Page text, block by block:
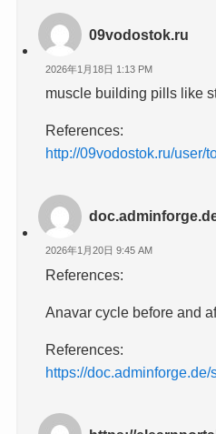
09vodostok.ru
2026年1月18日 1:13 PM
muscle building pills like
References:
http://09vodostok.ru/user/
2026年1月20日 9:45 AM
References:
Anavar cycle before and
References:
https://